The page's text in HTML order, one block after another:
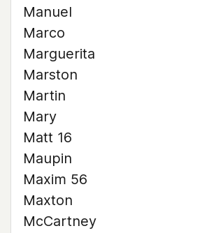
Manuel
Marco
Marguerita
Marston
Martin
Mary
Matt 16
Maupin
Maxim 56
Maxton
McCartney